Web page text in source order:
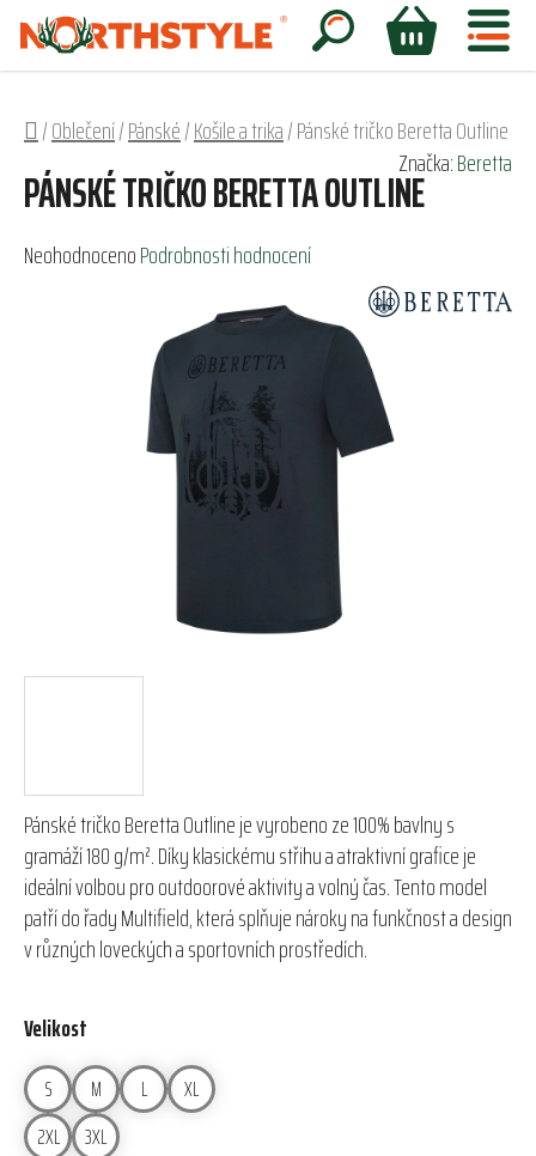
Přejít
obsah
Hledat
NÁKUPNÍ
Domů
/Oblečení/Pánské/Košile a trika/Pánské tričko Beretta Outline
Pánské tričko Beretta Outline je vyrobeno ze 100% bavlny s
gramáží 180 g/m². Díky klasickému střihu a atraktivní grafice je
ideální volbou pro outdoorové aktivity a volný čas. Tento model
patří do řady Multifield, která splňuje nároky na funkčnost a design
v různých loveckých a sportovních prostředích.
Velikost
S M L
XL
2XL
3XL
PÁNSKÉ TRIČKO BERETTA OUTLINE
Průměrné
NeohodnocenoPodrobnosti hodnocení
Značka:Beretta